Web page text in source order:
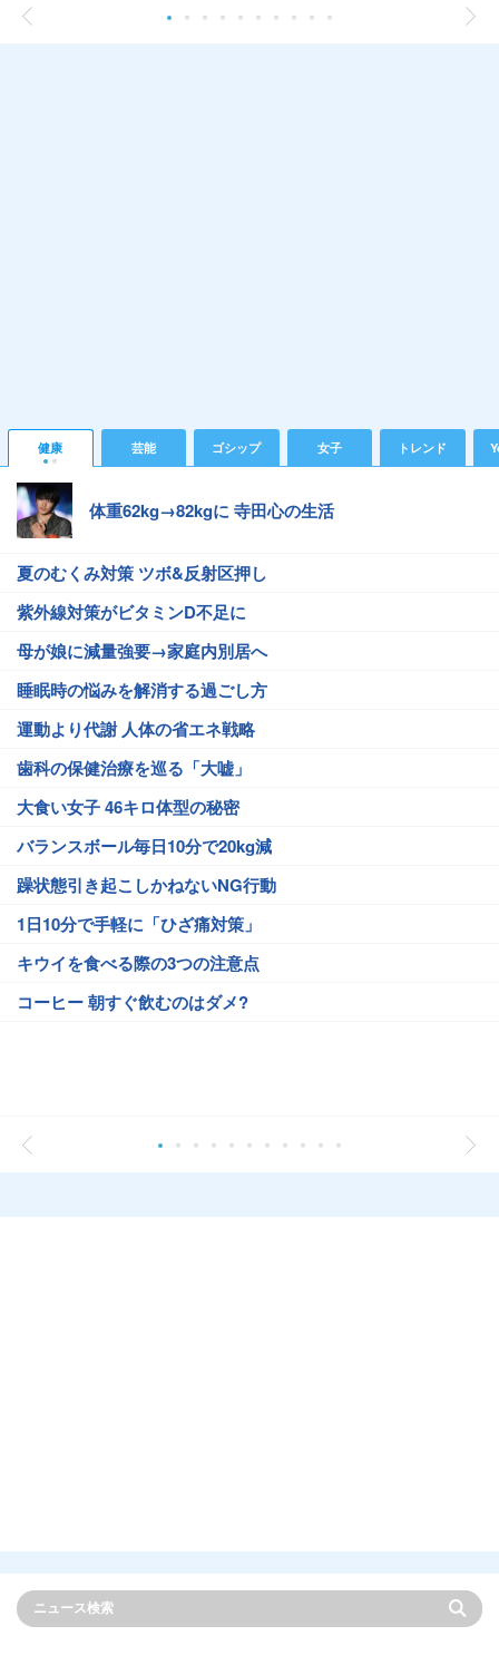
健康 芸能 ゴシップ 女子 トレンド
体重62kg→82kgに 寺田心の生活
夏のむくみ対策 ツボ&反射区押し
紫外線対策がビタミンD不足に
母が娘に減量強要→家庭内別居へ
睡眠時の悩みを解消する過ごし方
運動より代謝 人体の省エネ戦略
歯科の保健治療を巡る「大嘘」
大食い女子 46キロ体型の秘密
バランスボール毎日10分で20kg減
躁状態引き起こしかねないNG行動
1日10分で手軽に「ひざ痛対策」
キウイを食べる際の3つの注意点
コーヒー 朝すぐ飲むのはダメ?